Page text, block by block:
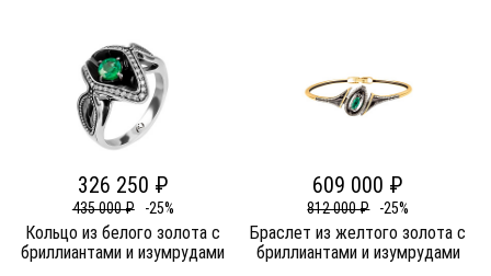
326 250 ₽
435 000 ₽ -25%
Кольцо из белого золота c
бриллиантами и изумрудами
609 000 ₽
812 000 ₽ -25%
Браслет из желтого золота c
бриллиантами и изумрудами